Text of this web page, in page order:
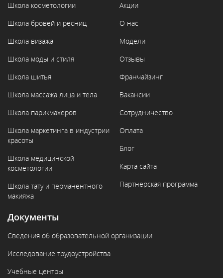
Школа косметологии
Школа бровей и ресниц
Школа визажа
Школа моды и стиля
Школа шитья
Школа массажа лица и тела
Школа парикмахеров
Школа маркетинга в индустрии
красоты
Школа медицинской
косметологии
Школа тату и перманентного
макияжа
Акции
О нас
Модели
Отзывы
Франчайзинг
Вакансии
Сотрудничество
Оплата
Блог
Карта сайта
Партнерская программа
Документы
Сведения об образовательной организации
Исследование трудоустройства
Учебные центры